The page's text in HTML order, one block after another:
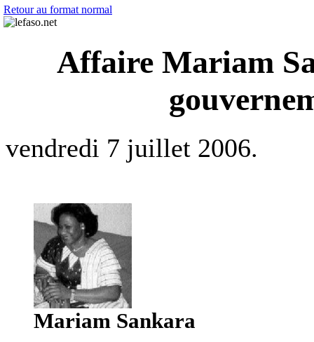
Retour au format normal
Affaire Mariam
vendredi 7 juillet 2006.
Mariam Sankara